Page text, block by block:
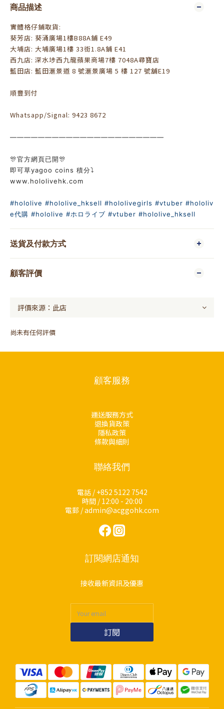
商品描述
實體格仔鋪取貨:
葵芳店: 葵涌廣場1樓B88A鋪 E49
大埔店: 大埔廣場1樓 33街1.8A鋪 E41
西九店: 深水埗西九龍蘋果商場7樓 7048A尋寶店
藍田店: 藍田滙景道 8 號滙景廣場 5 樓 127 號舖E19
順豐到付
Whatsapp/Signal: 9423 8672
——————————————————————
🎊官方網頁已開🎊
即可草yagoo coins 積分⤵️
www.hololivehk.com
#hololive #hololive_hksell #hololivegirls #vtuber #hololiv
e代購 #hololive #ホロライブ #vtuber #hololive_hksell
送貨及付款方式
顧客評價
尚未有任何評價
顧客服務
運送服務方式
退換貨政策
隱私政策
條款與細則
聯絡我們
電話 / +852 5122 7542
時間 / 12:00 - 20:00
電郵 / admin@acggohk.com
訂閱網店通知
接收最新資訊及優惠
訂閱